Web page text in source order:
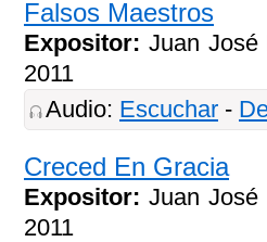
Falsos Maestros
Expositor: Juan José
2011
Audio: Escuchar -
Creced En Gracia
Expositor: Juan José
2011